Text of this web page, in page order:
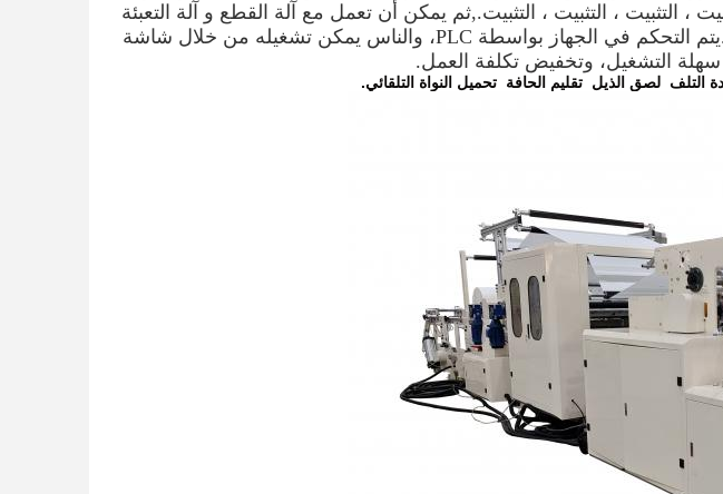
، التثبيت ، التثبيت ، التثبيت.,ثم يمكن أن تعمل مع آلة القطع و آلة التعبئة
لتصبح المنتجات النهائية - أوراق الحمام الصغيرة.يتم التحكم في الجهاز بواسطة PLC، والناس يمكن تشغيله من خلال شاشة
التلف ‬ لصق الذيل ‬ تقليم الحافة ‬ تحميل النواة التلقائي.